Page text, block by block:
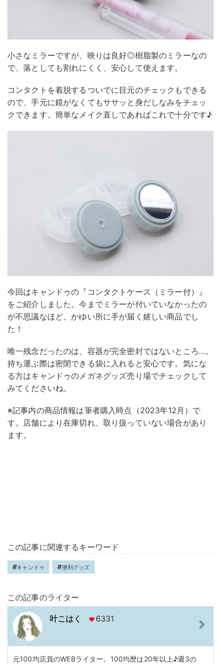
小さなミラーですが、映りは良好◎樹脂製のミラーなの
で、落としても割れにくく、安心して使えます。
コンタクトを着脱するついでに目元のチェックもできる
ので、手元に鏡がなくてもササッと身だしなみをチェッ
クできます。簡単なメイク直しであればこれで十分です♪
今回はキャンドゥの『コンタクトケース（ミラー付）』
をご紹介しました。今までミラーが付いていなかったの
が不思議なほど、かゆい所に手が届く嬉しい商品でし
た！
唯一残念だったのは、容器が完全密封ではないところ…。
持ち運ぶ際は密閉できる袋に入れると安心です。気にな
る方はキャンドゥのメガネグッズ売り場でチェックして
みてくださいね。
※記事内の商品情報は筆者購入時点（2023年12月）で
す。店舗により在庫切れ、取り扱っていない場合があり
ます。
この記事に関連するキーワード
キャンドゥ 便利グッズ
この記事のライター
叶こはく 6331
元100均店員のWEBライター。100均歴は20年以上♪週3の